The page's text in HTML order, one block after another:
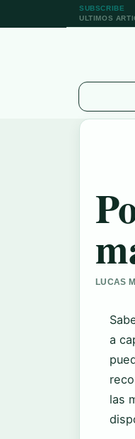
SUBSCRIBE
ULTIMOS
LUCAS
a
las